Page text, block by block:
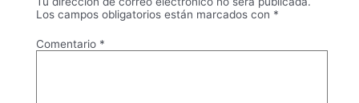
Los campos obligatorios están marcados con *
Comentario *